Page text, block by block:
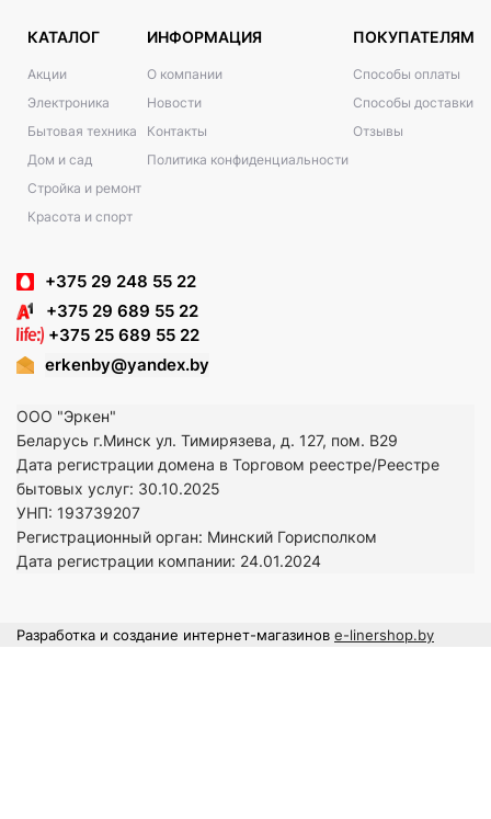
КАТАЛОГ
Акции
Электроника
Бытовая техника
Дом и сад
Стройка и ремонт
Красота и спорт
ИНФОРМАЦИЯ
О компании
Новости
Контакты
Политика конфиденциальности
ПОКУПАТЕЛЯМ
Способы оплаты
Способы доставки
Отзывы
+375 29 248 55 22
+375 29 689 55 22
+375 25 689 55 22
erkenby@yandex.by
ООО "Эркен"
Беларусь г.Минск ул. Тимирязева, д. 127, пом. В29
Дата регистрации домена в Торговом реестре/Реестре
бытовых услуг: 30.10.2025
УНП: 193739207
Регистрационный орган: Минский Горисполком
Дата регистрации компании: 24.01.2024
Разработка и создание интернет-магазинов e-linershop.by